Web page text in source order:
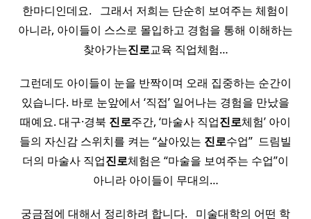
한마디인데요. ​ ​ 그래서 저희는 단순히 보여주는 체험이
아니라, 아이들이 스스로 몰입하고 경험을 통해 이해하는
찾아가는진로교육 직업체험…
그런데도 아이들이 눈을 반짝이며 오래 집중하는 순간이
있습니다. 바로 눈앞에서 ‘직접’ 일어나는 경험을 만났을
때예요. 대구·경북 진로주간, ‘마술사 직업진로체험’ 아이
들의 자신감 스위치를 켜는 “살아있는 진로수업” ​ 드림빌
더의 마술사 직업진로체험은 “마술을 보여주는 수업”이
아니라 아이들이 무대의…
궁금점에 대해서 정리하려 합니다. ​ ​ 미술대학의 어떤 학